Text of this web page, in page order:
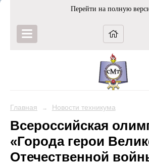
Перейти на полную
Главная → Новости техникума
Всероссийская
«Города герои
Отечественной